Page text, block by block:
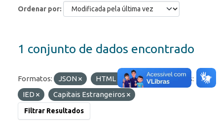
Ordenar por
1 conjunto de dados encontrado
Formatos: JSON HTML API
Etiquetas:
IED
Capitais Estrangeiros
Filtrar Resultados